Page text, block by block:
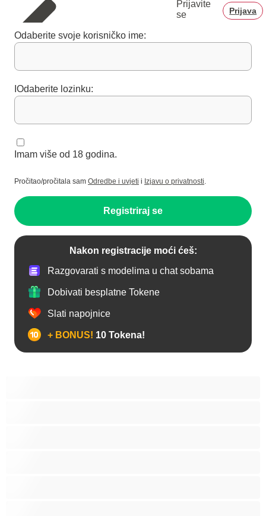
Prijavite
se
Prijava
Odaberite svoje korisničko ime:
IOdaberite lozinku:
Imam više od 18 godina.
Pročitao/pročitala sam Odredbe i uvjeti i Izjavu o privatnosti.
Registriraj se
Nakon registracije moći ćeš:
Razgovarati s modelima u chat sobama
Dobivati besplatne Tokene
Slati napojnice
+ BONUS! 10 Tokena!